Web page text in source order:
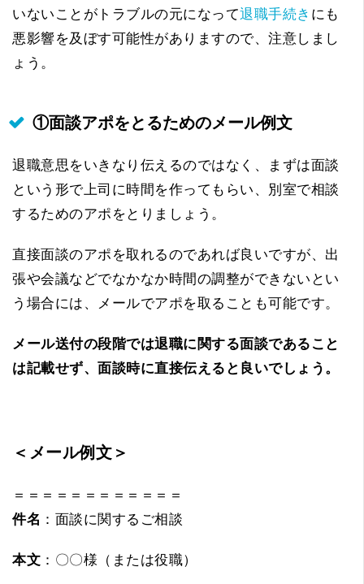
いないことがトラブルの元になって退職手続き にも
悪影響を及ぼす可能性がありますので、注意しまし
ょう。
①面談アポをとるためのメール例文
退職意思をいきなり伝えるのではなく、まずは面談
という形で上司に時間を作ってもらい、別室で相談
するためのアポをとりましょう。
直接面談のアポを取れるのであれば良いですが、出
張や会議などでなかなか時間の調整ができないとい
う場合には、メールでアポを取ることも可能です。
メール送付の段階では退職に関する面談であること
は記載せず、面談時に直接伝えると良いでしょう。
＜メール例文＞
＝＝＝＝＝＝＝＝＝＝＝＝
件名 ：面談に関するご相談
本文 ：〇〇様（または役職）